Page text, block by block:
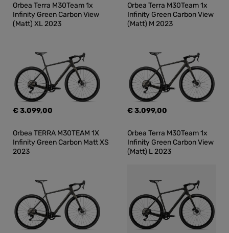
Orbea Terra M30Team 1x
Infinity Green Carbon View
(Matt) XL 2023
€ 3.099,00
Orbea Terra M30Team 1x
Infinity Green Carbon View
(Matt) M 2023
€ 3.099,00
Orbea TERRA M30TEAM 1X
Infinity Green Carbon Matt XS
2023
Orbea Terra M30Team 1x
Infinity Green Carbon View
(Matt) L 2023